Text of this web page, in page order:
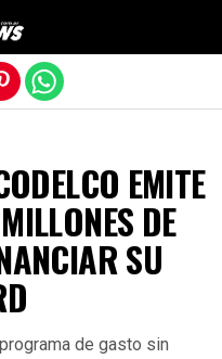
EMITE
DE
SU
de gasto sin